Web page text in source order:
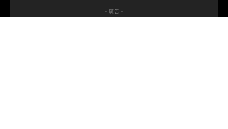
- 廣告 -